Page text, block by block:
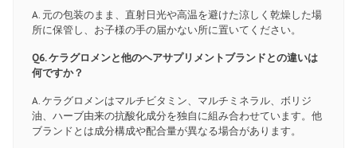
A. 元の包装のまま、直射日光や高温を避けた涼しく乾燥した場
所に保管し、お子様の手の届かない所に置いてください。
Q6. ケラグロメンと他のヘアサプリメントブランドとの違いは
何ですか？
A. ケラグロメンはマルチビタミン、マルチミネラル、ボリジ
油、ハーブ由来の抗酸化成分を独自に組み合わせています。他
ブランドとは成分構成や配合量が異なる場合があります。